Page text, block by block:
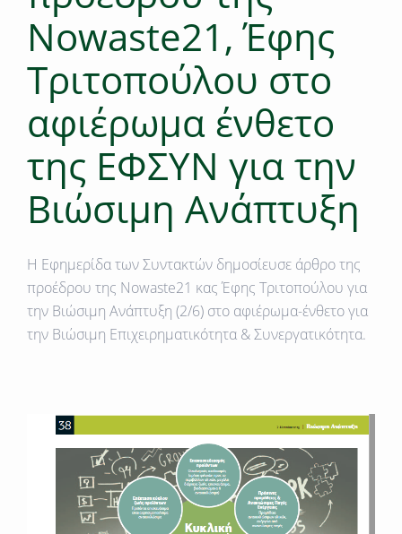
Νοwaste21, Έφης
Τριτοπούλου στο
αφιέρωμα ένθετο
της ΕΦΣΥΝ για την
Βιώσιμη Ανάπτυξη
H Eφημερίδα των Συντακτών δημοσίευσε άρθρο της
προέδρου της Νowaste21 κας Έφης Τριτοπούλου για
την Βιώσιμη Ανάπτυξη (2/6) στο αφιέρωμα-ένθετο για
την Βιώσιμη Επιχειρηματικότητα & Συνεργατικότητα.